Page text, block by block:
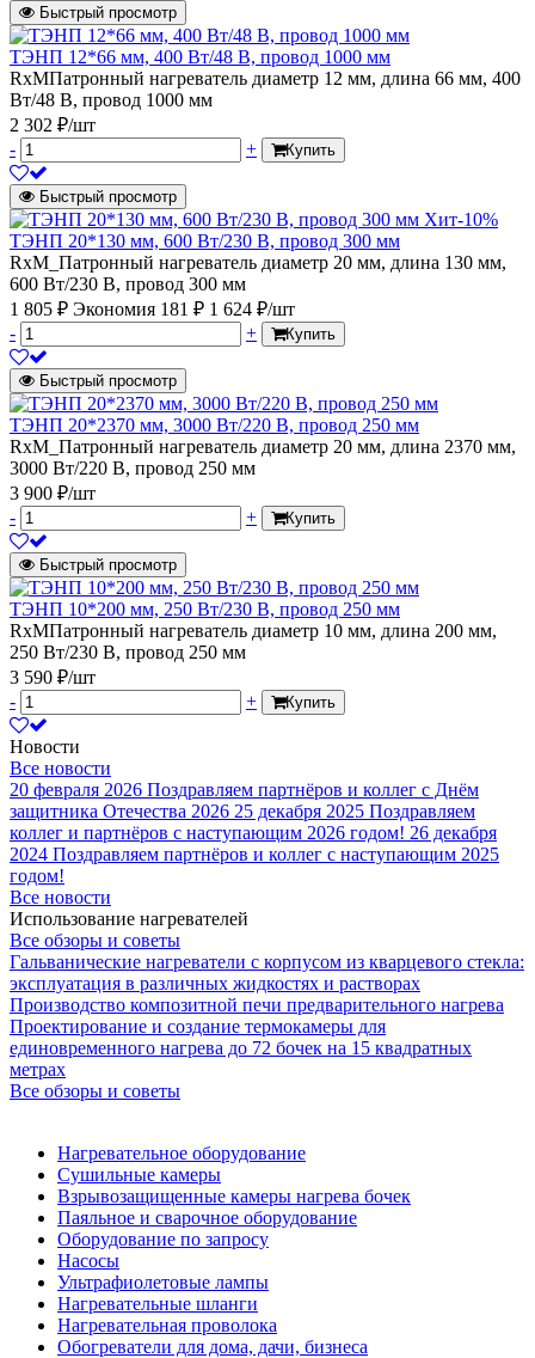
Быстрый просмотр
ТЭНП 12*66 мм, 400 Вт/48 В, провод 1000 мм
RxMПатронный нагреватель диаметр 12 мм, длина 66 мм, 400
Вт/48 В, провод 1000 мм
2 302 ₽/шт
-
+ Купить
Быстрый просмотр
Хит-10%
ТЭНП 20*130 мм, 600 Вт/230 В, провод 300 мм
RxM_Патронный нагреватель диаметр 20 мм, длина 130 мм,
600 Вт/230 В, провод 300 мм
1 805 ₽ Экономия 181 ₽ 1 624 ₽/шт
-
+ Купить
Быстрый просмотр
ТЭНП 20*2370 мм, 3000 Вт/220 В, провод 250 мм
RxM_Патронный нагреватель диаметр 20 мм, длина 2370 мм,
3000 Вт/220 В, провод 250 мм
3 900 ₽/шт
-
+ Купить
Быстрый просмотр
ТЭНП 10*200 мм, 250 Вт/230 В, провод 250 мм
RxMПатронный нагреватель диаметр 10 мм, длина 200 мм,
250 Вт/230 В, провод 250 мм
3 590 ₽/шт
-
+ Купить
Новости
Все новости
20 февраля 2026 Поздравляем партнёров и коллег с Днём
защитника Отечества 2026 25 декабря 2025 Поздравляем
коллег и партнёров с наступающим 2026 годом! 26 декабря
2024 Поздравляем партнёров и коллег с наступающим 2025
годом!
Все новости
Использование нагревателей
Все обзоры и советы
Гальванические нагреватели с корпусом из кварцевого стекла:
эксплуатация в различных жидкостях и растворах
Производство композитной печи предварительного нагрева
Проектирование и создание термокамеры для
единовременного нагрева до 72 бочек на 15 квадратных
метрах
Все обзоры и советы
Нагревательное оборудование
Сушильные камеры
Взрывозащищенные камеры нагрева бочек
Паяльное и сварочное оборудование
Оборудование по запросу
Насосы
Ультрафиолетовые лампы
Нагревательные шланги
Нагревательная проволока
Обогреватели для дома, дачи, бизнеса